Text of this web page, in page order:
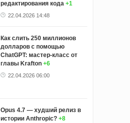
редактирования кода +1
22.04.2026 14:48
Как слить 250 миллионов
долларов с помощью
ChatGPT: мастер-класс от
главы Krafton +6
22.04.2026 06:00
Opus 4.7 — худший релиз в
истории Anthropic? +8